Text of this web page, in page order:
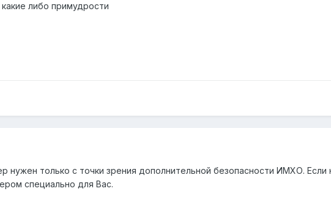
либо примудрости
нужен только с точки зрения дополнительной безопасности ИМХО. Если
специально для Вас.